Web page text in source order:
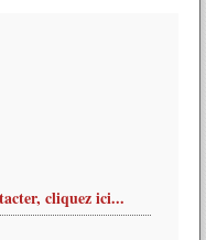
cliquez ici...